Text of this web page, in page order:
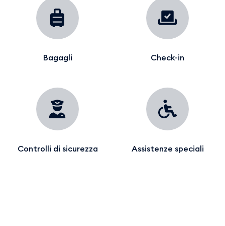
Bagagli Check-in
Controlli di sicurezza Assistenze speciali